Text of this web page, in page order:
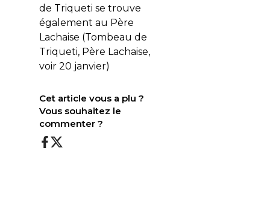
de Triqueti se trouve
également au Père
Lachaise (Tombeau de
Triqueti, Père Lachaise,
voir 20 janvier)
Cet article vous a plu ?
Vous souhaitez le
commenter ?